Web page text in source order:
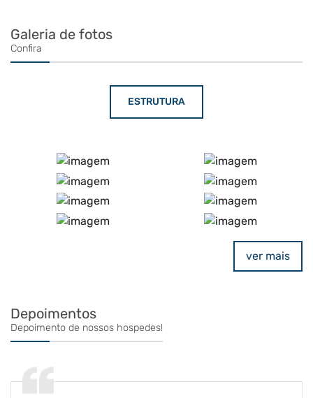
Galeria de fotos
Confira
ESTRUTURA
ver mais
Depoimentos
Depoimento de nossos hospedes!